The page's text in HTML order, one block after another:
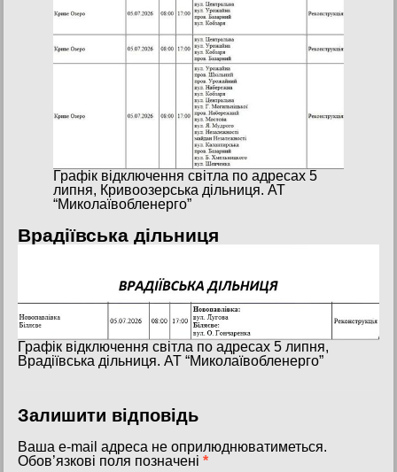
Графік відключення світла по адресах 5
липня, Кривоозерська дільниця. АТ
“Миколаївобленерго”
Врадіївська дільниця
Графік відключення світла по адресах 5 липня,
Врадіївська дільниця. АТ “Миколаївобленерго”
Залишити відповідь
Ваша e-mail адреса не оприлюднюватиметься.
Обов’язкові поля позначені *